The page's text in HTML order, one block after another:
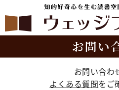
お問い
お問い合わ
よくある質問をご